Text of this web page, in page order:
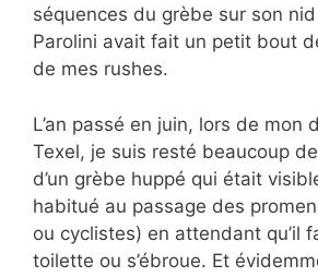
séquences du grèbe sur son
Parolini avait fait un petit bout
de mes rushes.
L’an passé en juin, lors de mon
Texel, je suis resté beaucoup
d’un grèbe huppé qui était
habitué au passage des
ou cyclistes) en attendant qu’il
toilette ou s’ébroue. Et